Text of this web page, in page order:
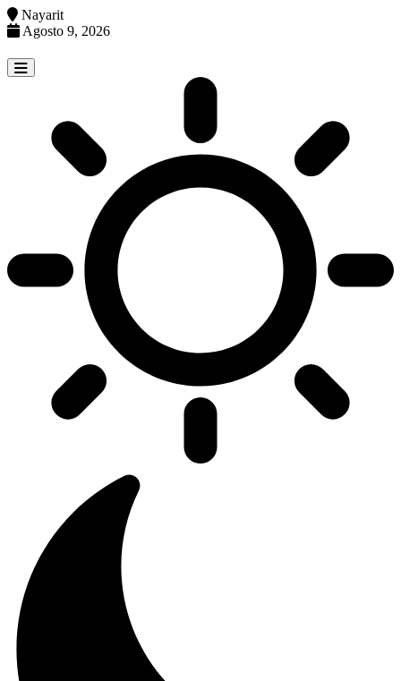
Nayarit
Agosto 9, 2026
to
content